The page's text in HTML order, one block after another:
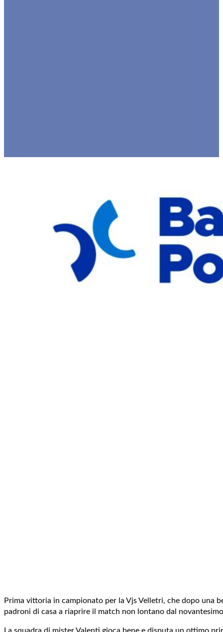
Prima vittoria in campionato per la Vjs Velletri, che dopo una
padroni di casa a riaprire il match non lontano dal